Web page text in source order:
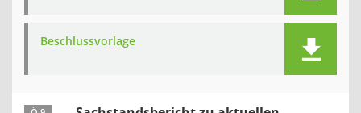
Beschlussvorlage